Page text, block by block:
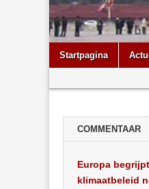
Main
menu
Skip
Startpagina
menu
COMMENTAAR
Europa
klimaatbeleid